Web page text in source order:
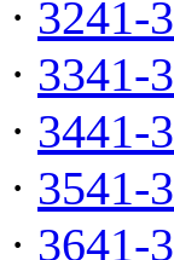
· 3241-
· 3341-
· 3441-
· 3541-
· 3641-